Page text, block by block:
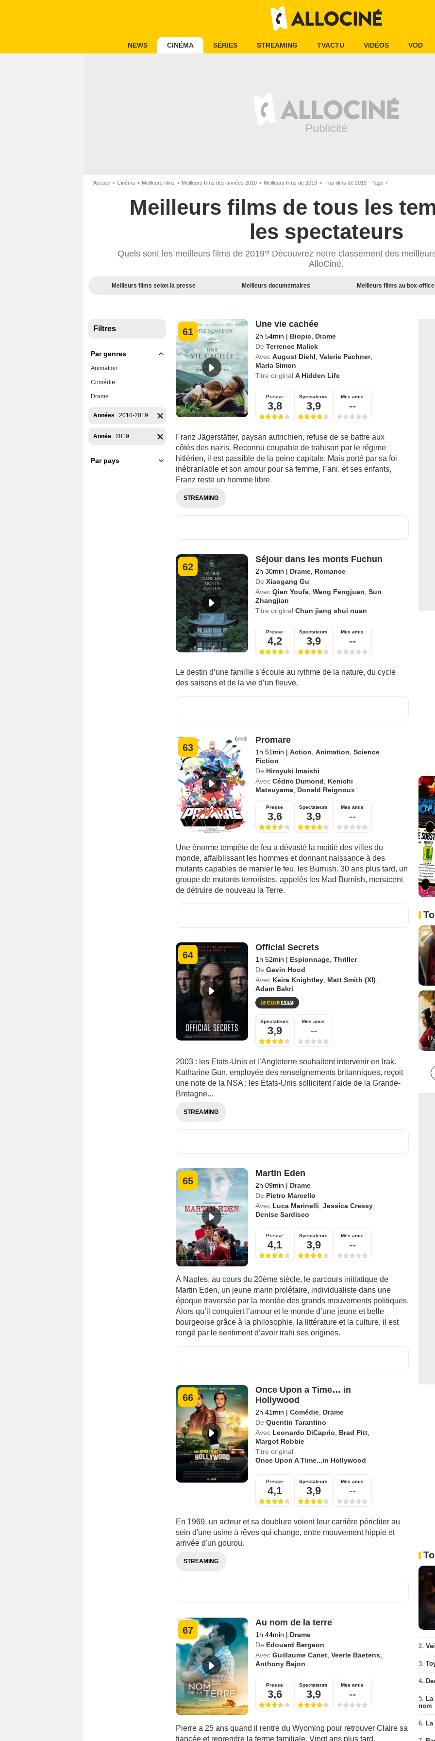
NEWS CINÉMA SÉRIES STREAMING TVACTU VIDÉOS VOD
Accueil Cinéma Meilleurs films Meilleurs films des années 2010 Meilleurs films de 2019 Top films de 2019 - Page 7
Meilleurs films de tous les
les spectateurs
Quels sont les meilleurs films de 2019? Découvrez notre classement des
AlloCiné.
Meilleurs films selon la presse Meilleurs documentaires Meilleurs films au box-office
Filtres
Par genres
Animation
Comédie
Drame
Années : 2010-2019
Année : 2019
Par pays
61
Une vie cachée
2h 54min | Biopic, Drame
De Terrence Malick
Avec August Diehl Valerie Pachner,
Maria Simon
Titre original A Hidden Life
Presse
3,8
Spectateurs
3,9
Mes amis
--
Franz Jägerstätter, paysan autrichien, refuse de se battre aux
côtés des nazis. Reconnu coupable de trahison par le régime
hitlérien, il est passible de la peine capitale. Mais porté par sa foi
inébranlable et son amour pour sa femme, Fani, et ses enfants,
Franz reste un homme libre.
STREAMING
62
Séjour dans les monts Fuchun
2h 30min | Drame, Romance
De Xiaogang Gu
Avec Qian Youfa, Wang Fengjuan Sun
Zhangjian
Titre original Chun jiang shui nuan
Presse
4,2
Spectateurs
3,9
Mes amis
--
Le destin d’une famille s’écoule au rythme de la nature, du cycle
des saisons et de la vie d’un fleuve.
63
Promare
1h 51min | Action Animation Science
Fiction
De Hiroyuki Imaishi
Avec Cédric Dumond
Kenichi
Matsuyama, Donald Reignoux
Presse
3,6
Spectateurs
3,9
Mes amis
--
Une énorme tempête de feu a dévasté la moitié des villes du
monde, affaiblissant les hommes et donnant naissance à des
mutants capables de manier le feu, les Burnish. 30 ans plus tard, un
groupe de mutants terroristes, appelés les Mad Burnish, menacent
de détruire de nouveau la Terre.
64
Official Secrets
1h 52min | Espionnage, Thriller
De Gavin Hood
Avec Keira Knightley, Matt Smith (XI)
Adam Bakri
Spectateurs
3,9
Mes amis
--
2003 : les Etats-Unis et l’Angleterre souhaitent intervenir en Irak.
Katharine Gun, employée des renseignements britanniques, reçoit
une note de la NSA : les États-Unis sollicitent l'aide de la Grande-
Bretagne...
STREAMING
65
Martin Eden
2h 09min | Drame
De Pietro Marcello
Avec Luca Marinelli Jessica Cressy,
Denise Sardisco
Presse
4,1
Spectateurs
3,9
Mes amis
--
À Naples, au cours du 20ème siècle, le parcours initiatique de
Martin Eden, un jeune marin prolétaire, individualiste dans une
époque traversée par la montée des grands mouvements politiques.
Alors qu’il conquiert l’amour et le monde d’une jeune et belle
bourgeoise grâce à la philosophie, la littérature et la culture, il est
rongé par le sentiment d’avoir trahi ses origines.
66
Once Upon a Time… in
Hollywood
2h 41min | Comédie, Drame
De Quentin Tarantino
Avec Leonardo DiCaprio Brad Pitt,
Margot Robbie
Titre original
Once Upon A Time...in Hollywood
Presse
4,1
Spectateurs
3,9
Mes amis
--
En 1969, un acteur et sa doublure voient leur carrière péricliter au
sein d'une usine à rêves qui change, entre mouvement hippie et
arrivée d'un gourou.
STREAMING
67
Au nom de la terre
1h 44min | Drame
De Edouard Bergeon
Avec Guillaume Canet, Veerle Baetens
Anthony Bajon
Presse
3,6
Spectateurs
3,9
Mes amis
--
Pierre a 25 ans quand il rentre du Wyoming pour retrouver Claire sa
fiancée et reprendre la ferme familiale. Vingt ans plus tard,
2.
3.
4.
5.
nom
6.